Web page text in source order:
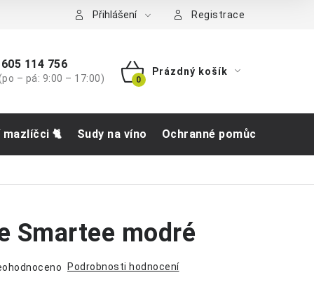
Přihlášení Registrace
114 756
– pá: 9:00 – 17:00)
NÁKUPNÍ
Prázdný košík
mazlíčci 🐈 Sudy na víno Ochranné pomůcky
Smartee modré
Podrobnosti hodnocení